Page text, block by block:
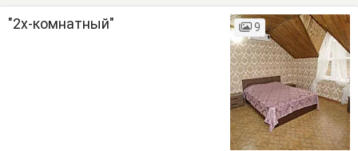
"2х-комнатный" 9